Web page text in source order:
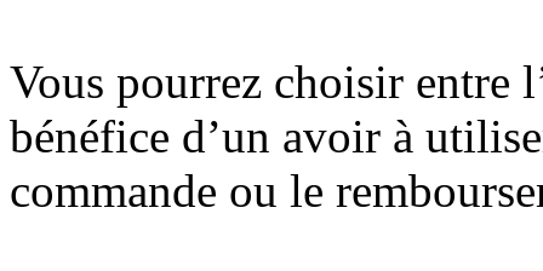
Vous pourrez choisir entre
bénéfice d’un avoir à
commande ou le